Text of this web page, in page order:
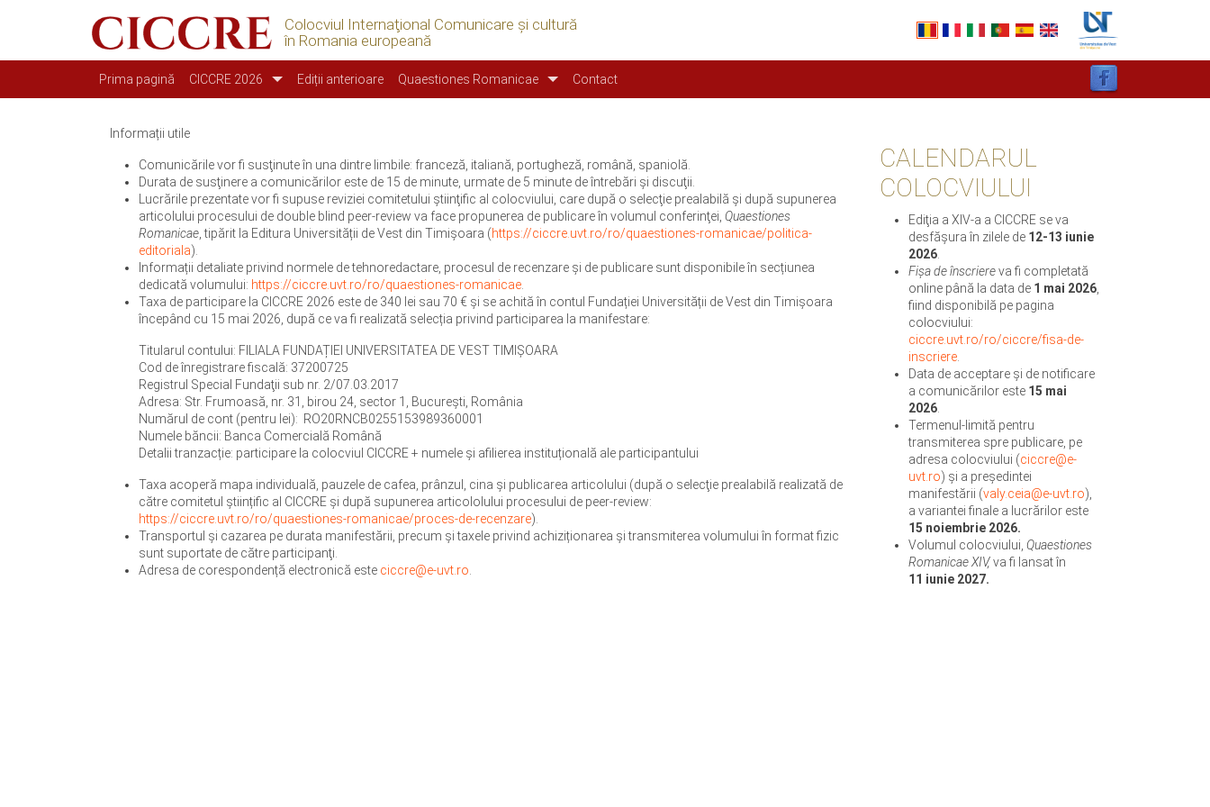
Colocviul Internaţional Comunicare şi cultură
în Romania europeană
Main navigation
Prima pagină CICCRE 2026 Ediții anterioare Quaestiones Romanicae Contact
Informații utile
Comunicările vor fi susţinute în una dintre limbile: franceză, italiană, portugheză, română, spaniolă.
Durata de susţinere a comunicărilor este de 15 de minute, urmate de 5 minute de întrebări şi discuţii.
Lucrările prezentate vor fi supuse reviziei comitetului ştiinţific al colocviului, care după o selecţie prealabilă și după supunerea
articolului procesului de double blind peer-review va face propunerea de publicare în volumul conferinţei, Quaestiones
Romanicae, tipărit la Editura Universității de Vest din Timișoara (https://ciccre.uvt.ro/ro/quaestiones-romanicae/politica-
editoriala).
Informații detaliate privind normele de tehnoredactare, procesul de recenzare și de publicare sunt disponibile în secțiunea
dedicată volumului: https://ciccre.uvt.ro/ro/quaestiones-romanicae.
Taxa de participare la CICCRE 2026 este de 340 lei sau 70 € și se achită în contul Fundației Universității de Vest din Timișoara
începând cu 15 mai 2026, după ce va fi realizată selecția privind participarea la manifestare:
Titularul contului: FILIALA FUNDAȚIEI UNIVERSITATEA DE VEST TIMIȘOARA
Cod de înregistrare fiscală: 37200725
Registrul Special Fundaţii sub nr. 2/07.03.2017
Adresa: Str. Frumoasă, nr. 31, birou 24, sector 1, București, România
Numărul de cont (pentru lei): RO20RNCB0255153989360001
Numele băncii: Banca Comercială Română
Detalii tranzacție: participare la colocviul CICCRE + numele și afilierea instituțională ale participantului
Taxa acoperă mapa individuală, pauzele de cafea, prânzul, cina şi publicarea articolului (după o selecţie prealabilă realizată de
către comitetul științific al CICCRE și după supunerea articololului procesului de peer-review:
https://ciccre.uvt.ro/ro/quaestiones-romanicae/proces-de-recenzare).
Transportul și cazarea pe durata manifestării, precum și taxele privind achiziționarea și transmiterea volumului în format fizic
sunt suportate de către participanţi.
Adresa de corespondență electronică este ciccre@e-uvt.ro.
CALENDARUL
COLOCVIULUI
Ediţia a XIV-a a CICCRE se va
desfăşura în zilele de 12-13 iunie
2026.
Fişa de înscriereva fi completată
online până la data de 1 mai 2026,
fiind disponibilă pe pagina
colocviului:
ciccre.uvt.ro/ro/ciccre/fisa-de-
inscriere.
Data de acceptare şi de notificare
a comunicărilor este 15 mai
2026.
Termenul-limită pentru
transmiterea spre publicare, pe
adresa colocviului (ciccre@e-
uvt.ro) și a președintei
manifestării (valy.ceia@e-uvt.ro),
a variantei finale a lucrărilor este
15 noiembrie 2026.
Volumul colocviului, Quaestiones
Romanicae XIV,va fi lansat în
11 iunie 2027.